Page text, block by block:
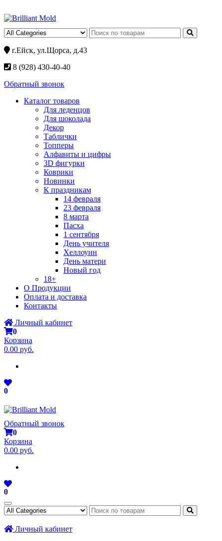
г.Ейск, ул.Щорса, д.43
8 (928) 430-40-40
Обратный звонок
Каталог товаров
Для леденцов
Для шоколада
Декор
Таблички
Топперы
Алфавиты и цифры
3D фигурки
Коврики
Новинки
К праздникам
14 февраля
23 февраля
8 марта
Пасха
1 сентября
День учителя
Хеллоуин
День матери
Новый год
18+
О Продукции
Оплата и доставка
Контакты
Личный кабинет
0
Корзина
0.00 руб.
0
Обратный звонок
0
Корзина
0.00 руб.
0
Личный кабинет